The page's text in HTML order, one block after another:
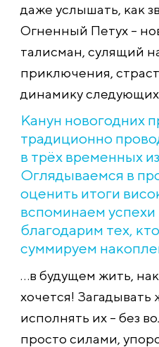
даже услышать, как
Огненный Петух –
талисман, сулящий
приключения,
динамику
Канун новогодних
традиционно
в трёх временных
Оглядываемся в
оценить итоги
вспоминаем
благодарим тех,
суммируем
…в будущем жить,
хочется! Загадывать
исполнять их – без
просто силами,